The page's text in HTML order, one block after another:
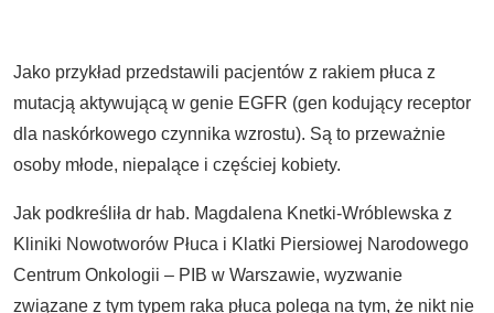
Jako przykład przedstawili pacjentów z rakiem płuca z
mutacją aktywującą w genie EGFR (gen kodujący receptor
dla naskórkowego czynnika wzrostu). Są to przeważnie
osoby młode, niepalące i częściej kobiety.
Jak podkreśliła dr hab. Magdalena Knetki-Wróblewska z
Kliniki Nowotworów Płuca i Klatki Piersiowej Narodowego
Centrum Onkologii – PIB w Warszawie, wyzwanie
związane z tym typem raka płuca polega na tym, że nikt nie